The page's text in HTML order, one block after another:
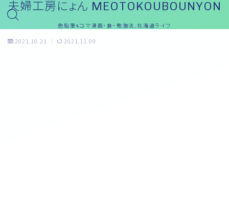
夫婦工房にょん MEOTOKOUBOUNYON
色鉛筆4コマ漫画・食・勉強法,北海道ライフ
2021.10.21 2021.11.09